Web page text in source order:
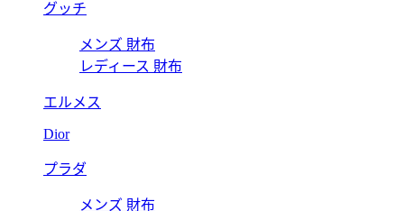
グッチ
メンズ 財布
レディース 財布
エルメス
Dior
プラダ
メンズ 財布